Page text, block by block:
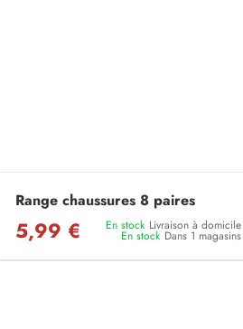
Range chaussures 8 paires
5,99 € En stock Livraison à domicile
En stock Dans 1 magasins